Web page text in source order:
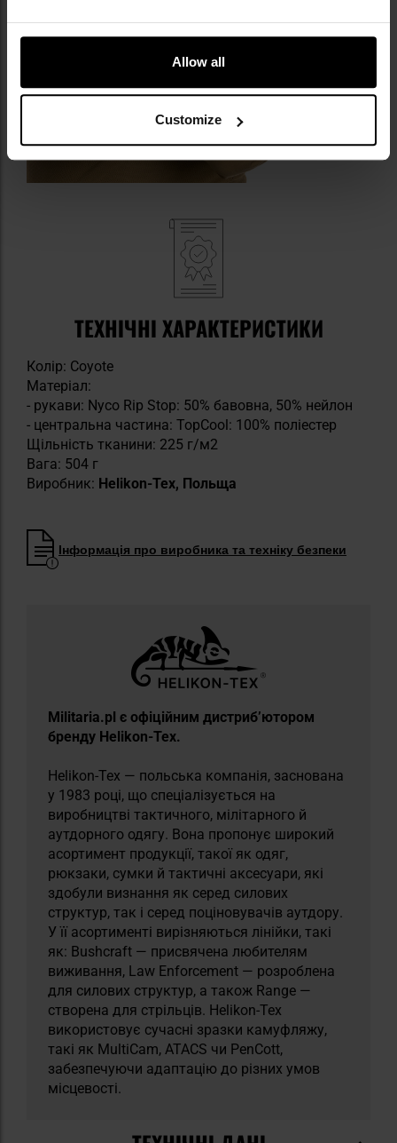
Allow all
Customize
ТЕХНІЧНІ ХАРАКТЕРИСТИКИ
Колір: Coyote
Матеріал:
- рукави: Nyco Rip Stop: 50% бавовна, 50% нейлон
- центральна частина: TopCool: 100% поліестер
Щільність тканини: 225 г/м2
Вага: 504 г
Виробник: Helikon-Tex, Польща
Інформація про виробника та техніку безпеки
Militaria.pl є офіційним дистриб’ютором
бренду Helikon-Tex.
Helikon-Tex — польська компанія, заснована
у 1983 році, що спеціалізується на
виробництві тактичного, мілітарного й
аутдорного одягу. Вона пропонує широкий
асортимент продукції, такої як одяг,
рюкзаки, сумки й тактичні аксесуари, які
здобули визнання як серед силових
структур, так і серед поціновувачів аутдору.
У її асортименті вирізняються лінійки, такі
як: Bushcraft — присвячена любителям
виживання, Law Enforcement — розроблена
для силових структур, а також Range —
створена для стрільців. Helikon-Tex
використовує сучасні зразки камуфляжу,
такі як MultiCam, ATACS чи PenCott,
забезпечуючи адаптацію до різних умов
місцевості.